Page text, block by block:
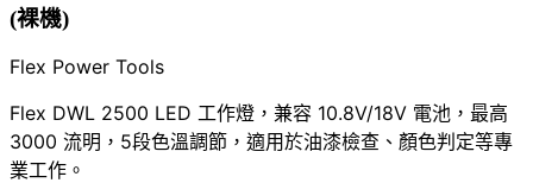
(裸機)
Flex Power Tools
Flex DWL 2500 LED 工作燈，兼容 10.8V/18V 電池，最高
3000 流明，5段色溫調節，適用於油漆檢查、顏色判定等專
業工作。